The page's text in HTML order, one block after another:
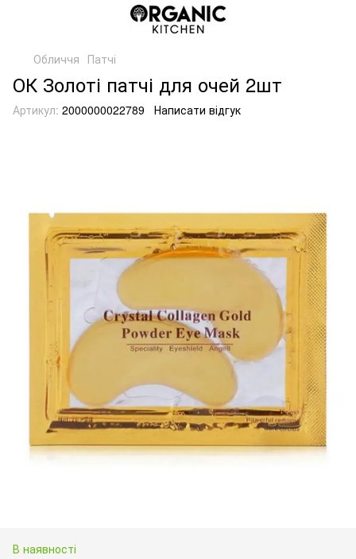
Обличчя Патчі
ОК Золоті патчі для очей 2шт
Артикул: 2000000022789 Написати відгук
В наявності